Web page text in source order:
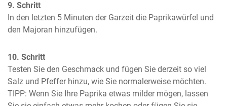
9. Schritt
In den letzten 5 Minuten der Garzeit die Paprikawürfel und
den Majoran hinzufügen.
10. Schritt
Testen Sie den Geschmack und fügen Sie derzeit so viel
Salz und Pfeffer hinzu, wie Sie normalerweise möchten.
TIPP: Wenn Sie Ihre Paprika etwas milder mögen, lassen